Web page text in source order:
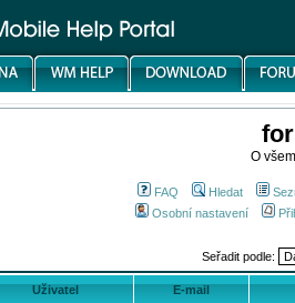
O
FAQ Hledat
Osobní nastavení
Seřadit podle:
Uživatel E-mail